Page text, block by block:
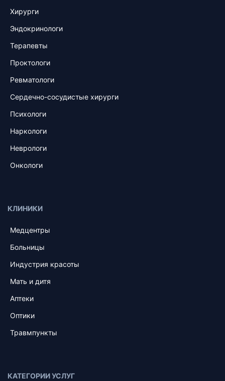
Хирурги
Эндокринологи
Терапевты
Проктологи
Ревматологи
Сердечно-сосудистые хирурги
Психологи
Наркологи
Неврологи
Онкологи
КЛИНИКИ
Медцентры
Больницы
Индустрия красоты
Мать и дитя
Аптеки
Оптики
Травмпункты
КАТЕГОРИИ УСЛУГ